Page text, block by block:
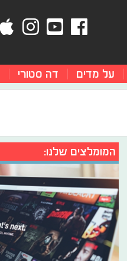
על מדים דה סטורי
המומלצים שלנו: